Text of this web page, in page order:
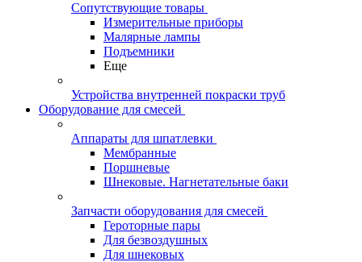
Сопутствующие товары
Измерительные приборы
Малярные лампы
Подъемники
Еще
Устройства внутренней покраски труб
Оборудование для смесей
Аппараты для шпатлевки
Мембранные
Поршневые
Шнековые. Нагнетательные баки
Запчасти оборудования для смесей
Героторные пары
Для безвоздушных
Для шнековых